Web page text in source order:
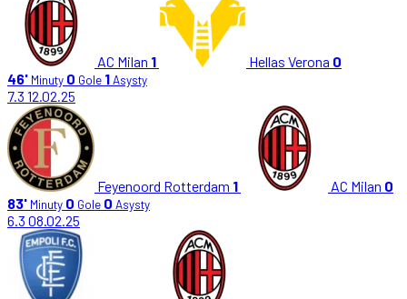
AC Milan 1 Hellas Verona 0
46' Minuty 0 Gole 1Asysty
7.3 12.02.25
Feyenoord Rotterdam 1 AC Milan 0
83' Minuty 0 Gole 0 Asysty
6.3 08.02.25